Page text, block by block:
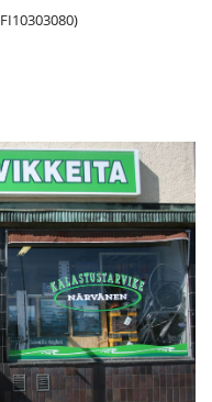
FI10303080)